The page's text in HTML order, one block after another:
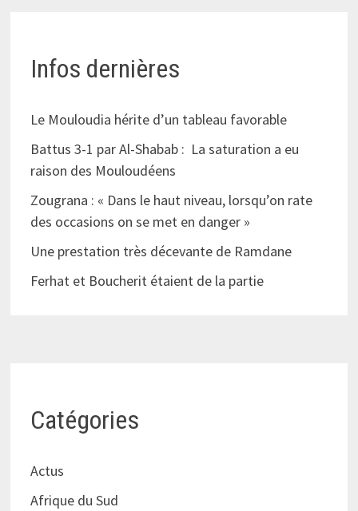
Infos dernières
Le Mouloudia hérite d’un tableau favorable
Battus 3-1 par Al-Shabab : La saturation a eu
raison des Mouloudéens
Zougrana : « Dans le haut niveau, lorsqu’on rate
des occasions on se met en danger »
Une prestation très décevante de Ramdane
Ferhat et Boucherit étaient de la partie
Catégories
Actus
Afrique du Sud